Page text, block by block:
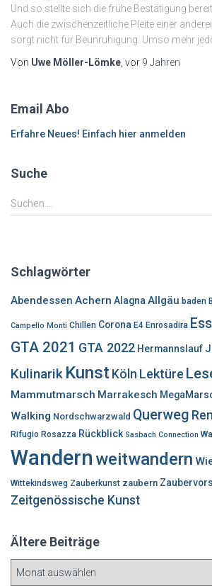
Und so stellte sich die frühe Bestätigung
Auch die zwischenzeitliche Pleite einer
sorgt nicht für Beunruhigung. Umso mehr
Von Uwe Möller-Lömke , vor 9 Jahren
Email Abo
Erfahre Neues! Einfach hier anmelden
Suche
S
u
n
a
c
:
Suchen …
Schlagwörter
Abendessen Achern Alagna Allgäu baden
Campello Monti Chillen Corona E4 Enrosadira
GTA 2021 GTA 2022 Hermannslauf
Kulinarik Kunst Köln Lektüre
Mammutmarsch Marrakesch
Walking Nordschwarzwald Querweg
Rifugio Rosazza Rückblick Sasbach Connection
Wandern weitwandern
Wittekindsweg Zauberkunst zaubern
Zeitgenössische Kunst
Ältere Beiträge